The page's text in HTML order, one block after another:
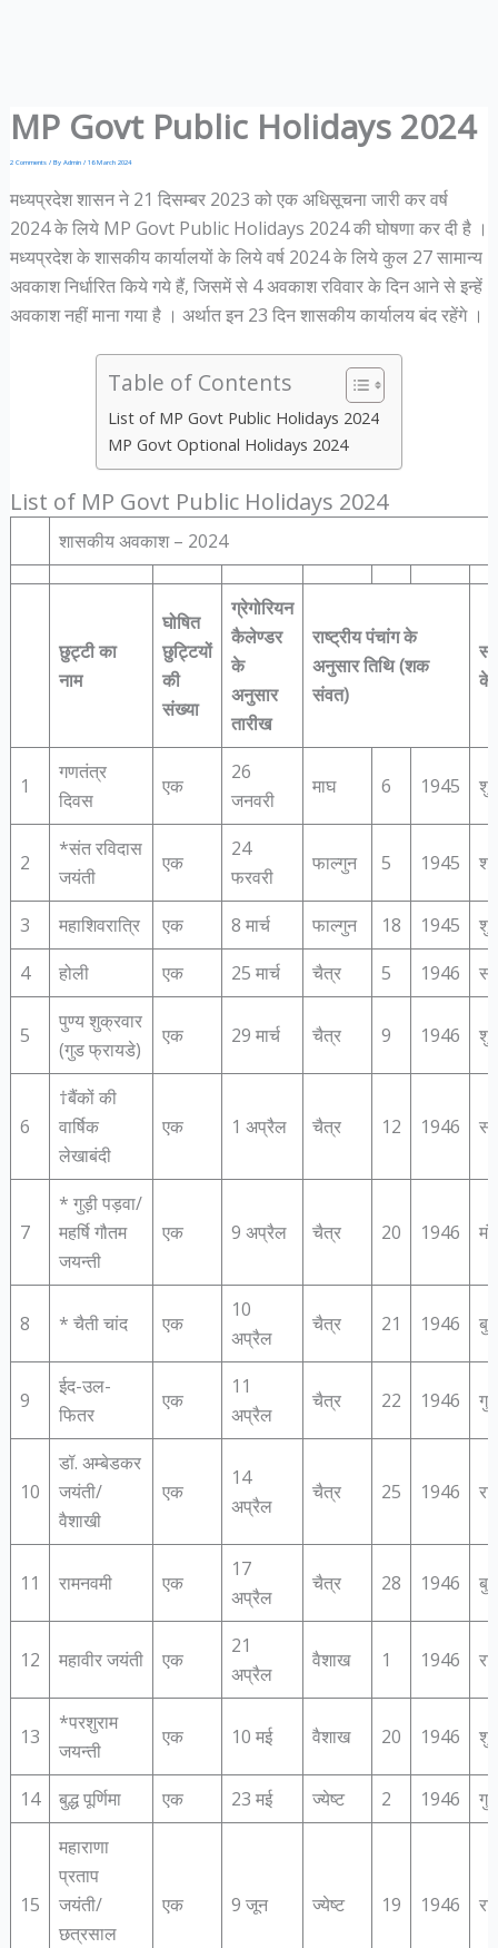
MP Govt Public Holidays 2024
2 Comments / By Admin / 16 March 2024
मध्यप्रदेश शासन ने 21 दिसम्बर 2023 को एक अधिसूचना जारी कर वर्ष
2024 के लिये MP Govt Public Holidays 2024 की घोषणा कर दी है ।
मध्यप्रदेश के शासकीय कार्यालयों के लिये वर्ष 2024 के लिये कुल 27 सामान्य
अवकाश निर्धारित किये गये हैं, जिसमें से 4 अवकाश रविवार के दिन आने से इन्हें
अवकाश नहीं माना गया है । अर्थात इन 23 दिन शासकीय कार्यालय बंद रहेंगे ।
Table of Contents
List of MP Govt Public Holidays 2024
MP Govt Optional Holidays 2024
List of MP Govt Public Holidays 2024
शासकीय अवकाश – 2024
छुट्टी का
नाम
घोषित
छुट्टियों
की
संख्या
ग्रेगोरियन
कैलेण्डर
के
अनुसार
तारीख
राष्ट्रीय पंचांग के
अनुसार तिथि (शक
संवत)
के
1
गणतंत्र
दिवस
एक
26
जनवरी
माघ 6 1945
2
*संत रविदास
जयंती
एक
24
फरवरी
फाल्गुन 5 1945
3 महाशिवरात्रि एक 8 मार्च फाल्गुन 18 1945
4
होली एक 25 मार्च चैत्र 5 1946
5
पुण्‍य शुक्रवार
(गुड फ्रायडे)
एक 29 मार्च चैत्र 9 1946
6
†बैंकों की
वार्षिक
लेखाबंदी
एक 1 अप्रैल चैत्र 12 1946
7
* गुड़ी पड़वा/
महर्षि गौतम
जयन्‍ती
एक 9 अप्रैल चैत्र 20 1946
8 * चैती चांद एक
10
अप्रैल
चैत्र 21 1946
9
ईद-उल-
फितर
एक
11
अप्रैल
चैत्र 22 1946
10
डॉ. अम्‍बेडकर
जयंती/
वैशाखी
एक
14
अप्रैल
चैत्र 25 1946
11 रामनवमी एक
17
अप्रैल
चैत्र 28 1946
12 महावीर जयंती एक
21
अप्रैल
वैशाख 1 1946
13
*परशुराम
जयन्‍ती
एक 10 मई वैशाख 20 1946
14 बुद्ध पूर्णिमा एक 23 मई ज्येष्ट 2 1946
15
महाराणा
प्रताप
जयंती/
छत्रसाल
एक 9 जून ज्येष्ट 19 1946